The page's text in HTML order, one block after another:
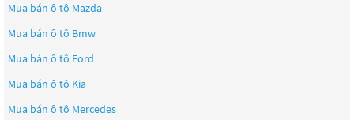
Mua bán ô tô Mazda
Mua bán ô tô Bmw
Mua bán ô tô Ford
Mua bán ô tô Kia
Mua bán ô tô Mercedes